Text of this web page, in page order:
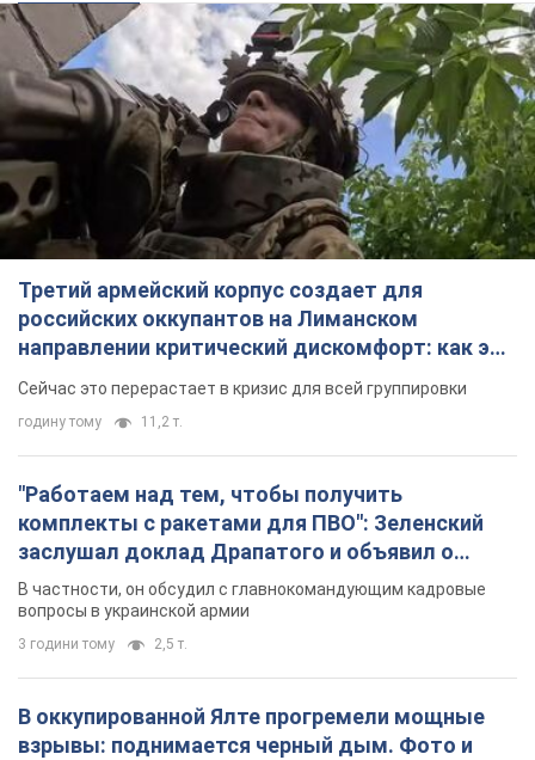
Третий армейский корпус создает для
российских оккупантов на Лиманском
направлении критический дискомфорт: как это
удалось
Сейчас это перерастает в кризис для всей группировки
годину тому 11,2 т.
"Работаем над тем, чтобы получить
комплекты с ракетами для ПВО": Зеленский
заслушал доклад Драпатого и объявил о
новых мерах
В частности, он обсудил с главнокомандующим кадровые
вопросы в украинской армии
3 години тому 2,5 т.
В оккупированной Ялте прогремели мощные
взрывы: поднимается черный дым. Фото и